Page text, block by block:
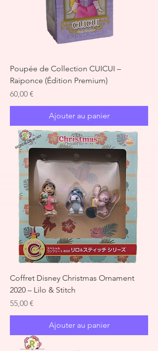
Poupée de Collection CUICUI –
Raiponce (Édition Premium)
Prix
60,00 €
Ajouter au panier
Coffret Disney Christmas Ornament
2020 – Lilo & Stitch
Prix
55,00 €
Ajouter au panier